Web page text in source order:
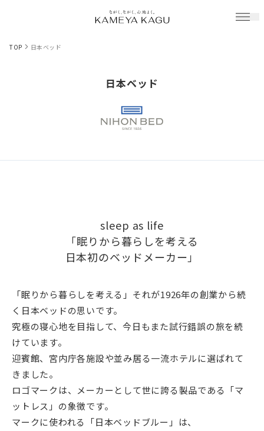
TOP 日本ベッド
日本ベッド
sleep as life
「眠りから暮らしを考える
日本初のベッドメーカー」
「眠りから暮らしを考える」それが1926年の創業から続
く日本ベッドの思いです。
究極の寝心地を目指して、今日もまた試行錯誤の旅を続
けています。
迎賓館、宮内庁各施設や並み居る一流ホテルに選ばれて
きました。
ロゴマークは、メーカーとして世に誇る製品である「マ
ットレス」の象徴です。
マークに使われる「日本ベッドブルー」は、